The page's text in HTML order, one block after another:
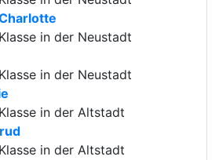
in der Neustadt
in der Neustadt
in der Altstadt
in der Altstadt